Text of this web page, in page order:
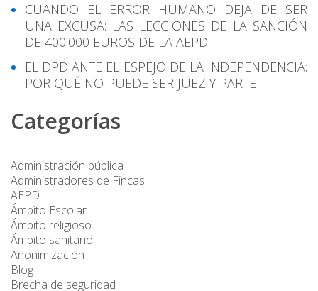
CUANDO EL ERROR HUMANO DEJA DE SER
UNA EXCUSA: LAS LECCIONES DE LA SANCIÓN
DE 400.000 EUROS DE LA AEPD
EL DPD ANTE EL ESPEJO DE LA INDEPENDENCIA:
POR QUÉ NO PUEDE SER JUEZ Y PARTE
Categorías
Administración pública
Administradores de Fincas
AEPD
Ámbito Escolar
Ámbito religioso
Ámbito sanitario
Anonimización
Blog
Brecha de seguridad